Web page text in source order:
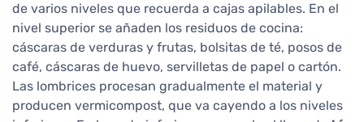
de varios niveles que recuerda a cajas apilables. En el
nivel superior se añaden los residuos de cocina:
cáscaras de verduras y frutas, bolsitas de té, posos de
café, cáscaras de huevo, servilletas de papel o cartón.
Las lombrices procesan gradualmente el material y
producen vermicompost, que va cayendo a los niveles